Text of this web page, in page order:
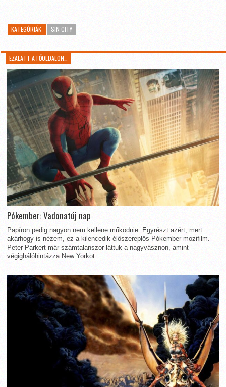
KATEGÓRIÁK: SIN CITY
EZALATT A FŐOLDALON…
Pókember: Vadonatúj nap
Papíron pedig nagyon nem kellene működnie. Egyrészt azért, mert
akárhogy is nézem, ez a kilencedik élőszereplős Pókember mozifilm.
Peter Parkert már számtalanszor láttuk a nagyvásznon, amint
végighálóhintázza New Yorkot...